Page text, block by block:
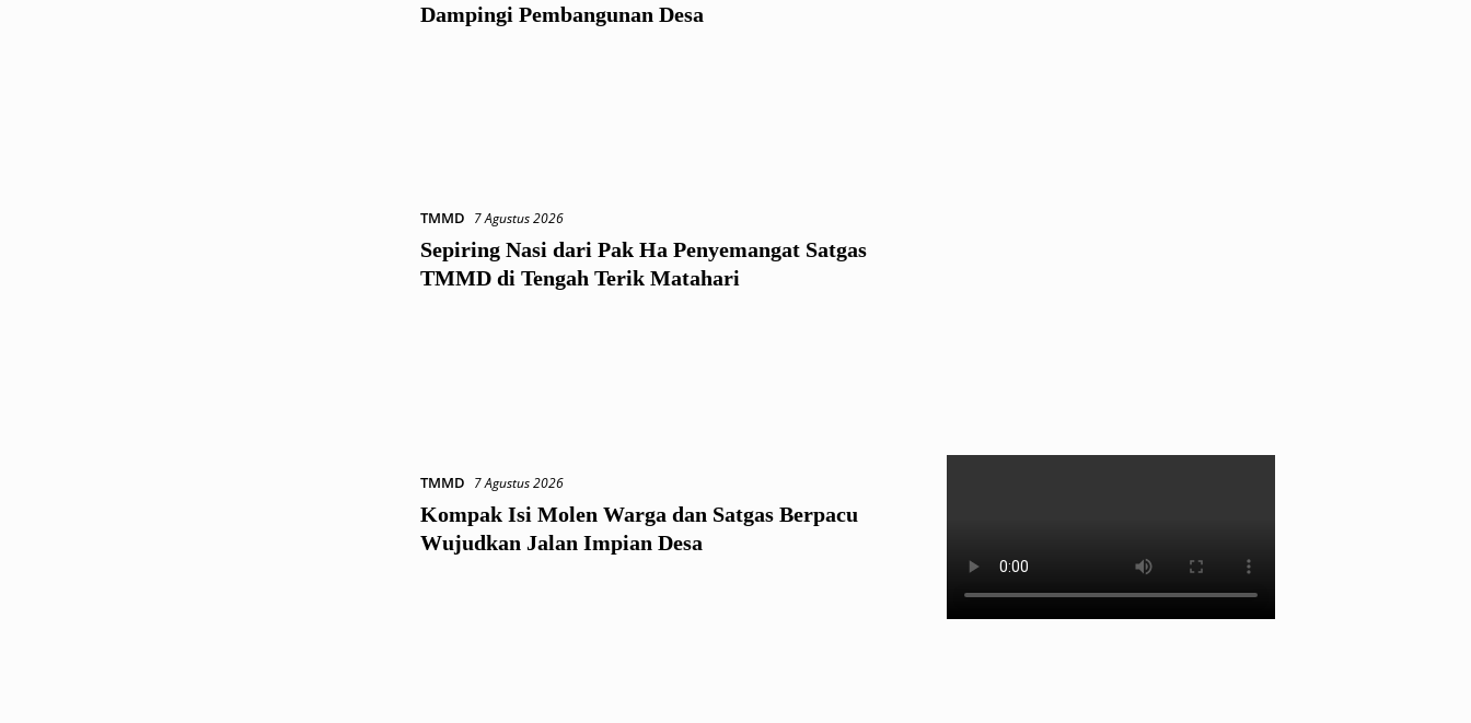
Dampingi Pembangunan Desa
TMMD 7 Agustus 2026
Sepiring Nasi dari Pak Ha Penyemangat Satgas
TMMD di Tengah Terik Matahari
TMMD 7 Agustus 2026
Kompak Isi Molen Warga dan Satgas Berpacu
Wujudkan Jalan Impian Desa